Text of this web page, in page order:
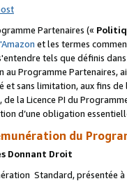
Partenaires («
et les termes
tels que définis
Programme Partenaires,
sans limitation, aux fins
la Licence PI du
d’une obligation
du
Donnant Droit
Standard, présentée